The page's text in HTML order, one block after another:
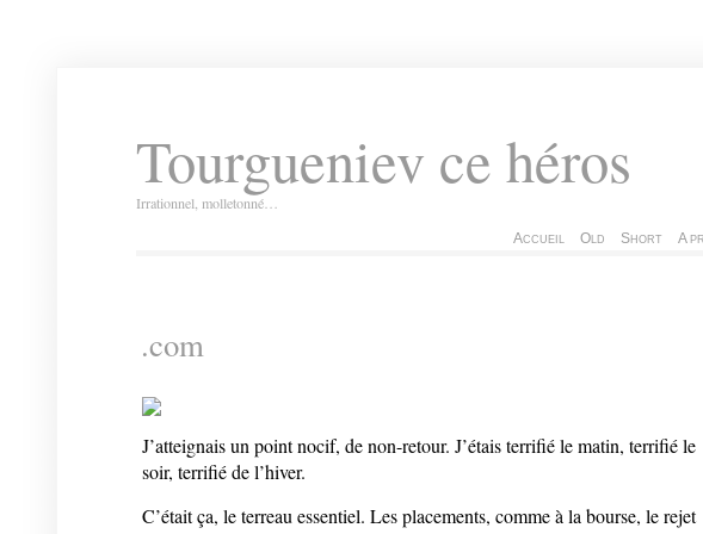
Tourgueniev ce héros
Irrationnel, molletonné…
Accueil Old Short A
.com
J’atteignais un point nocif, de non-retour. J’étais terrifié le matin, terrifié le
soir, terrifié de l’hiver.
C’était ça, le terreau essentiel. Les placements, comme à la bourse, le rejet